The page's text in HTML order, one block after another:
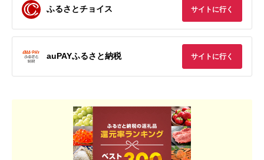
ふるさとチョイス サイトに行く
auPAYふるさと納税 サイトに行く